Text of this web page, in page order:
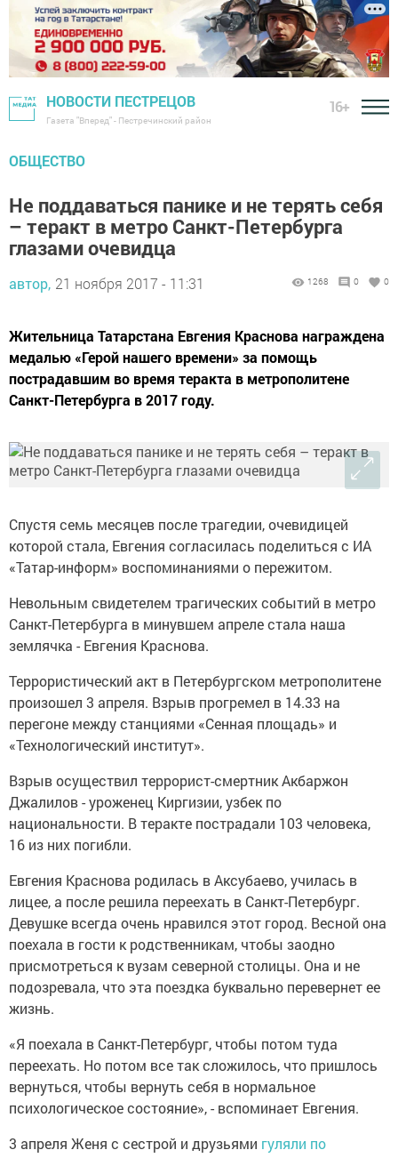
НОВОСТИ ПЕСТРЕЦОВ
Газета "Вперед" - Пестречинский район
16+
ОБЩЕСТВО
Не поддаваться панике и не терять себя
– теракт в метро Санкт-Петербурга
глазами очевидца
автор, 21 ноября 2017 - 11:31 1268 0 0
Жительница Татарстана Евгения Краснова награждена
медалью «Герой нашего времени» за помощь
пострадавшим во время теракта в метрополитене
Санкт-Петербурга в 2017 году.
Спустя семь месяцев после трагедии, очевидицей
которой стала, Евгения согласилась поделиться с ИА
«Татар-информ» воспоминаниями о пережитом.
Невольным свидетелем трагических событий в метро
Санкт-Петербурга в минувшем апреле стала наша
землячка - Евгения Краснова.
Террористический акт в Петербургском метрополитене
произошел 3 апреля. Взрыв прогремел в 14.33 на
перегоне между станциями «Сенная площадь» и
«Технологический институт».
Взрыв осуществил террорист-смертник Акбаржон
Джалилов - уроженец Киргизии, узбек по
национальности. В теракте пострадали 103 человека,
16 из них погибли.
Евгения Краснова родилась в Аксубаево, училась в
лицее, а после решила переехать в Санкт-Петербург.
Девушке всегда очень нравился этот город. Весной она
поехала в гости к родственникам, чтобы заодно
присмотреться к вузам северной столицы. Она и не
подозревала, что эта поездка буквально перевернет ее
жизнь.
«Я поехала в Санкт-Петербург, чтобы потом туда
переехать. Но потом все так сложилось, что пришлось
вернуться, чтобы вернуть себя в нормальное
психологическое состояние», - вспоминает Евгения.
3 апреля Женя с сестрой и друзьями гуляли по